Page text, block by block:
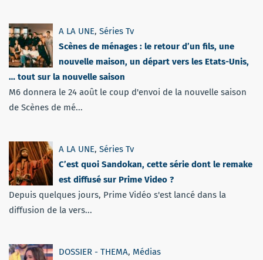
A LA UNE, Séries Tv
Scènes de ménages : le retour d’un fils, une
nouvelle maison, un départ vers les Etats-Unis,
… tout sur la nouvelle saison
M6 donnera le 24 août le coup d'envoi de la nouvelle saison
de Scènes de mé...
A LA UNE, Séries Tv
C’est quoi Sandokan, cette série dont le remake
est diffusé sur Prime Video ?
Depuis quelques jours, Prime Vidéo s'est lancé dans la
diffusion de la vers...
DOSSIER - THEMA, Médias